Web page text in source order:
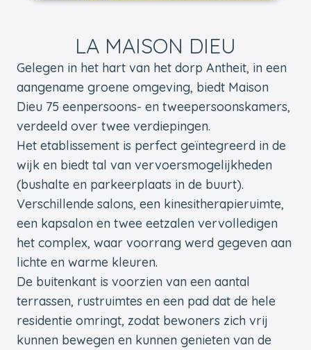
LA MAISON DIEU
Gelegen in het hart van het dorp Antheit, in een
aangename groene omgeving, biedt Maison
Dieu 75 eenpersoons- en tweepersoonskamers,
verdeeld over twee verdiepingen.
Het etablissement is perfect geïntegreerd in de
wijk en biedt tal van vervoersmogelijkheden
(bushalte en parkeerplaats in de buurt).
Verschillende salons, een kinesitherapieruimte,
een kapsalon en twee eetzalen vervolledigen
het complex, waar voorrang werd gegeven aan
lichte en warme kleuren.
De buitenkant is voorzien van een aantal
terrassen, rustruimtes en een pad dat de hele
residentie omringt, zodat bewoners zich vrij
kunnen bewegen en kunnen genieten van de